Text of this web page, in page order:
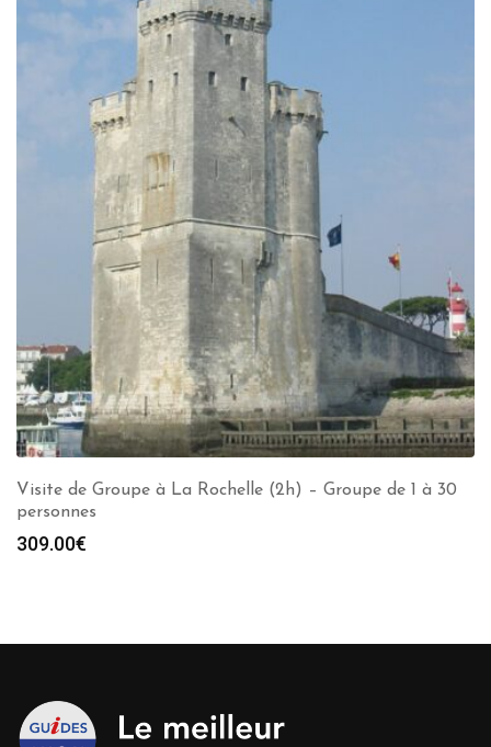
Visite de Groupe à La Rochelle (2h) – Groupe de 1 à 30
personnes
309.00€